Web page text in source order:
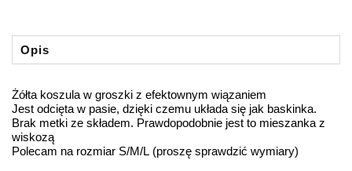
Opis
Żółta koszula w groszki z efektownym wiązaniem
Jest odcięta w pasie, dzięki czemu układa się jak baskinka.
Brak metki ze składem. Prawdopodobnie jest to mieszanka z
wiskozą
Polecam na rozmiar S/M/L (proszę sprawdzić wymiary)